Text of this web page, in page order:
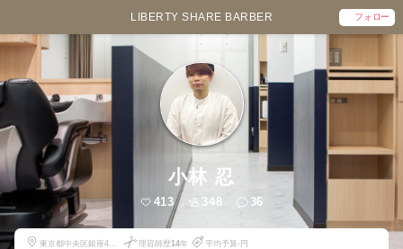
LIBERTY SHARE BARBER フォロー
小林 忍
413 348 36
東京都中央区銀座4丁
理容師歴14年 平均予算-円